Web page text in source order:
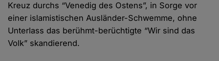
Kreuz durchs “Venedig des Ostens”, in Sorge vor
einer islamistischen Ausländer-Schwemme, ohne
Unterlass das berühmt-berüchtigte “Wir sind das
Volk” skandierend.